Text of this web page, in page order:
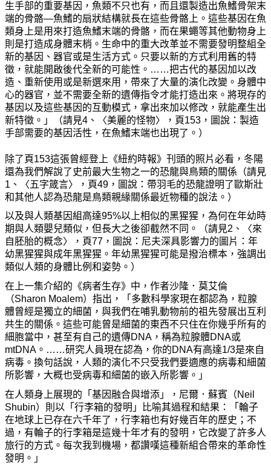
生手部的重要基因，魚類不只也有，而且還製造出魚鰭骨架末
端的骨骼—魚鰭的扇狀結構就長在這些骨骼上。這些基因在魚
類身上是用來打造魚鰭末端的骨骼，而在果蠅等其他動物身上
則是打造成身體末梢。生命中的重大改革並不需要發明整組全
新的基因、器官或是生活方式。只要以新的方式利用舊的特
徵，就能開啟後代全新的可能性。 ……把古代的基因加以改
造、重新使用或是新選來用，帶來了大量的演化改變。身體中
心的器官，並不需要全新的遺傳指令才能打造出來。將現存的
基因以及這些基因的互動模式，拿出來加以修改，就能產生出
新特徵。」（請見4 、〈美麗的怪物〉，頁153 ，圖說：製造
手部需要的基因活性，在魚鰭末端也出現了。）
除了頁153這張曾經登上《紐約時報》刊頭的照片必看，冬陽
還為我們解說了史前最大生物之一的恐龍與鳥類的關係（請見
1、〈五字箴言〉，頁49，圖說：帶羽毛的恐龍證明了歐斯壯
和其他人認為恐龍是鳥類親緣關係最近物種的說法。）
以及與人類基因組高達95%以上相似的黑猩猩，為何在年幼時
期與人類嬰兒類似，但長大之後卻截然不同。（請見2、〈來
自胚胎的概念〉，頁77，圖說：尼夫深具影響力的圖片：年
幼黑猩猩與成年黑猩猩。年幼黑猩猩可能是撥治標本，強調出
類似人類的身體比例和姿勢。）
在上一集介紹的《病者生存》中，作者沙隆．莫艾倫
（Sharon Moalem）指出，「多數科學家現在都認為，粒腺
體曾經是獨立的細菌，與我們在哺乳動物前的祖先發展出互利
共生的關係。這些可能曾是細菌的東西不只住在你幾乎所有的
細胞當中，甚至有自己的遺傳DNA，稱為粒腺體DNA或
mtDNA。……研究人員現在認為，你的DNA有高達1/3是來自
病毒。換句話說，人類的演化不只受我們要適應的病毒和細菌
所影響，大概也受病毒和細菌的嵌入所影響。」
在人類身上展現的「基因融合與增添」，尼爾．蘇賓（Neil
Shubin）則以「行李箱的發明」比喻其過程和結果：「輪子
在地球上已存在六千年了，行李箱也有好幾百年的歷史；不
過，有輪子的行李箱是這幾十年才有的發明，它改變了許多人
旅行的方式。每次我到機場，都讚嘆這種新組合帶來的革命性
發明。」